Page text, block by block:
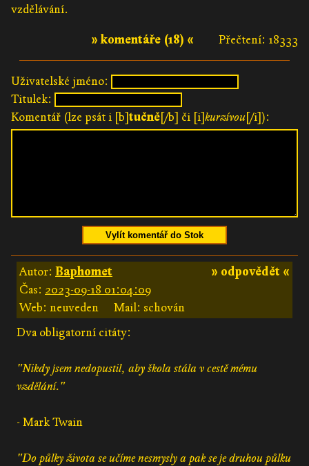
vzdělávání.
Přečtení: 18333
» komentáře (18) «
Uživatelské jméno:
Titulek:
Komentář (lze psát i [b]tučně[/b] či [i]kurzívou[/i]):
Vylít komentář do Stok
» odpovědět «
Autor: Baphomet
Čas: 2023-09-18 01:04:09
Web: neuveden
Mail: schován
Dva obligatorní citáty:
"Nikdy jsem nedopustil, aby škola stála v cestě mému
vzdělání."
- Mark Twain
"Do půlky života se učíme nesmysly a pak se je druhou půlku